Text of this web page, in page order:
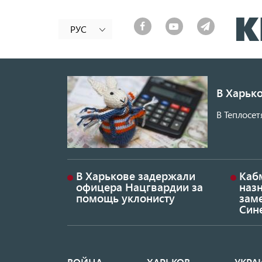
РУС
В
В
В Харькове задержали
офицера Нацгвардии за
помощь уклонисту